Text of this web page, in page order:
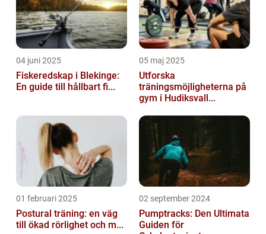
04 juni 2025
Fiskeredskap i Blekinge:
En guide till hållbart fi...
05 maj 2025
Utforska
träningsmöjligheterna på
gym i Hudiksvall...
01 februari 2025
Postural träning: en väg
till ökad rörlighet och m...
02 september 2024
Pumptracks: Den Ultimata
Guiden för